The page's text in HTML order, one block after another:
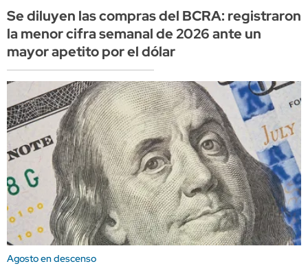
Se diluyen las compras del BCRA: registraron
la menor cifra semanal de 2026 ante un
mayor apetito por el dólar
Agosto en descenso